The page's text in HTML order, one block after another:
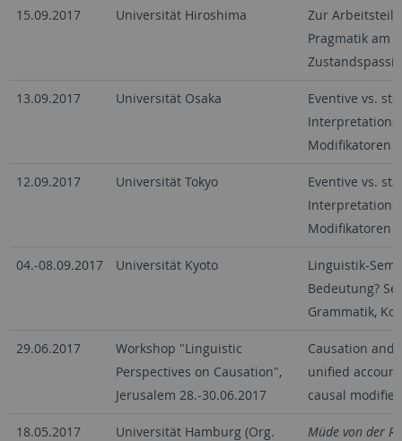
15.09.2017 Universität Hiroshima
Zur
Pragmatik am
13.09.2017 Universität Osaka
Eventive vs.
Modifikatoren
12.09.2017 Universität Tokyo
Eventive vs.
Modifikatoren
04.-08.09.2017 Universität Kyoto
Linguistik-
Bedeutung?
Grammatik,
29.06.2017
Workshop "Linguistic
Perspectives on Causation",
Jerusalem 28.-30.06.2017
Causation and
unified
causal
18.05.2017
Universität Hamburg (Org.
Müde von der